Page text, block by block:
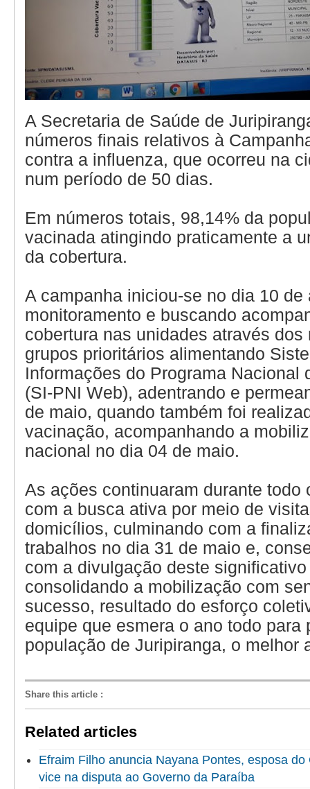
A Secretaria de Saúde de
números finais relativos à
contra a influenza, que ocorreu na
num período de 50 dias.
Em números totais, 98,14% da
vacinada atingindo praticamente a
da cobertura.
A campanha iniciou-se no dia 10 de
monitoramento e buscando
cobertura nas unidades através dos
grupos prioritários alimentando
Informações do Programa Nacional
(SI-PNI Web), adentrando e
de maio, quando também foi
vacinação, acompanhando a
nacional no dia 04 de maio.
As ações continuaram durante todo
com a busca ativa por meio de
domicílios, culminando com a
trabalhos no dia 31 de maio e,
com a divulgação deste
consolidando a mobilização com
sucesso, resultado do esforço
equipe que esmera o ano todo para
população de Juripiranga, o melhor
Share this article :
Related articles
Efraim Filho anuncia Nayana Pontes, esposa
vice na disputa ao Governo da Paraíba